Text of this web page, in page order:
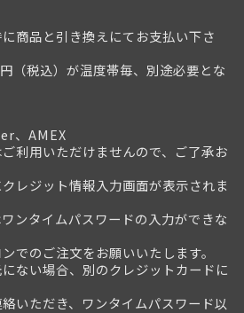
商品と引き換えにてお支払い下さ
税込）が温度帯毎、別途必要とな
、AMEX
利用いただけませんので、ご了承お
レジット情報入力画面が表示されま
ンタイムパスワードの入力ができな
のご注文をお願いいたします。
い場合、別のクレジットカードに
ただき、ワンタイムパスワード以